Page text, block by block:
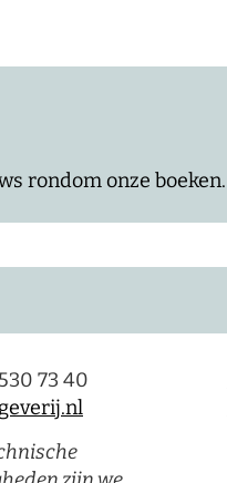
rondom onze boeken.
73 40